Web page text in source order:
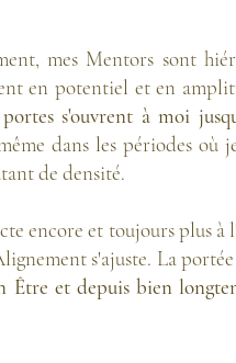
mes Mentors sont
en potentiel et en
s'ouvrent à moi
dans les périodes où
de densité.
encore et toujours plus à
s'ajuste. La
Être et depuis bien